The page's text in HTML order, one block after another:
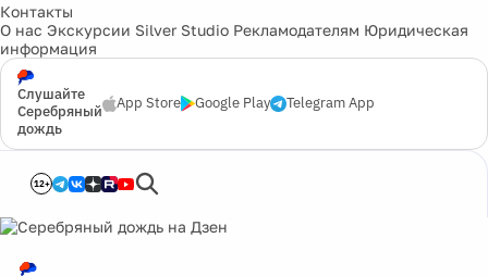
Контакты
О нас Экскурсии Silver Studio Рекламодателям Юридическая
информация
Слушайте
Серебряный
дождь
App Store Google Play Telegram App
12+